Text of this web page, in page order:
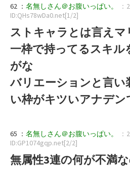
62 ： 名無しさん＠お腹いっぱい。
ID:QHs78wDa0.net[1/2]
ストキャラとは言え
一枠で持ってるスキル
がな
バリエーションと言い
い枠がキツいアナデン
65 ： 名無しさん＠お腹いっぱい。
ID:GP1074gqp.net[2/2]
無属性3連の何が不満